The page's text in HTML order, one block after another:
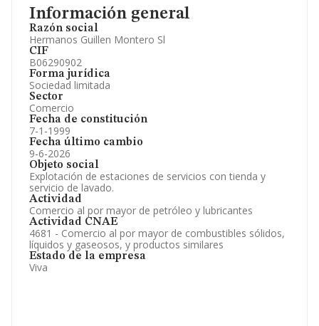
Información general
Razón social
Hermanos Guillen Montero Sl
CIF
B06290902
Forma jurídica
Sociedad limitada
Sector
Comercio
Fecha de constitución
7-1-1999
Fecha último cambio
9-6-2026
Objeto social
Explotación de estaciones de servicios con tienda y
servicio de lavado.
Actividad
Comercio al por mayor de petróleo y lubricantes
Actividad CNAE
4681 - Comercio al por mayor de combustibles sólidos,
líquidos y gaseosos, y productos similares
Estado de la empresa
Viva
Información oficial y registral complementaria.